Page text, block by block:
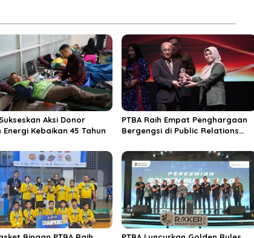
Aksi Donor
Energi Kebaikan 45 Tahun
PTBA Raih Empat Penghargaan
Bergengsi di Public Relations
Bangun Komunikasi Kredibel dan
Bernilai